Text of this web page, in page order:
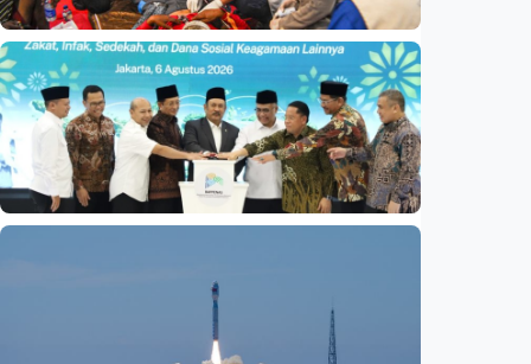
Nasional
Basarnas akhiri operasi SAR KM Mutiara
Sentosa 2
Indonesia•06 Aug 2026
Satu data ZIS dan dana sosial keagamaan